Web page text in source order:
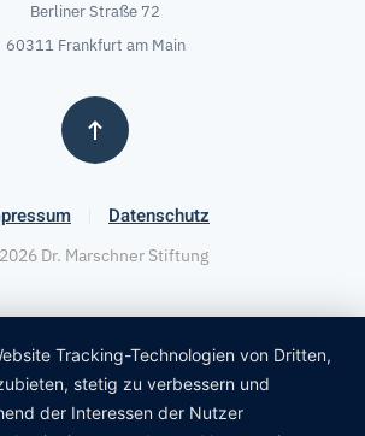
Berliner Straße 72
60311 Frankfurt am Main
Datenschutz
2026 Dr. Marschner Stiftung
Tracking-Technologien von Dritten,
stetig zu verbessern und
der Interessen der Nutzer